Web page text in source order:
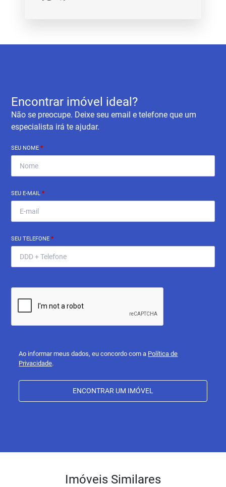
Encontrar imóvel ideal?
Não se preocupe. Deixe seu email e telefone que um
especialista irá te ajudar.
SEU NOME*
SEU E-MAIL*
SEU TELEFONE*
Ao informar meus dados, eu concordo com a Política de
Privacidade.
ENCONTRAR UM IMÓVEL
Imóveis Similares